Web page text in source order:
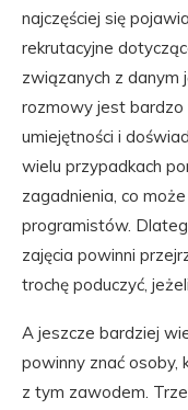
najczęściej się
rekrutacyjne
związanych z danym
rozmowy jest
umiejętności i
wielu przypadkach
zagadnienia, co
programistów.
zajęcia powinni
trochę poduczyć,
A jeszcze bardziej
powinny znać osoby,
z tym zawodem.